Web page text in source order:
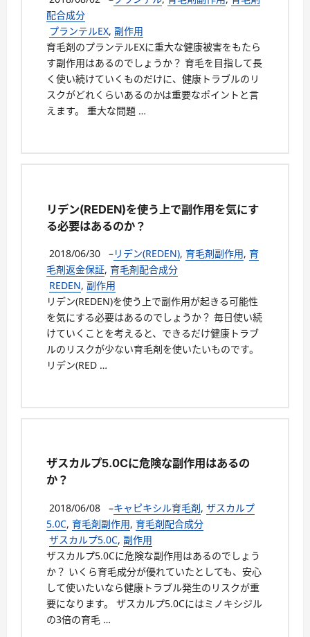
配合成分
プランテルEX, 副作用
育毛剤のプランテルEXに重大な健康被害をもたら
す副作用はあるのでしょうか？ 育毛を目指して長
く使い続けていくものだけに、健康トラブルのリ
スクがどれくらいあるのかは重要なポイントと言
えます。 重大な問題 …
リデン(REDEN)を使う上で副作用を気にす
る必要はあるのか？
2018/06/30 –リデン(REDEN), 育毛剤副作用, 育
毛剤返金保証, 育毛剤配合成分
REDEN, 副作用
リデン(REDEN)を使う上で副作用が起きる可能性
を気にする必要はあるのでしょうか？ 毎日使い続
けていくことを考えると、できるだけ健康トラブ
ルのリスクが少ない育毛剤を使いたいものです。
リデン(RED …
ザスカルプ5.0Cに危険な副作用はあるの
か？
2018/06/08 –キャピキシル育毛剤, ザスカルプ
5.0C, 育毛剤副作用, 育毛剤配合成分
ザスカルプ5.0C, 副作用
ザスカルプ5.0Cに危険な副作用はあるのでしょう
か？ いくら育毛成分が優れていたとしても、安心
して使いたいなら健康トラブル発生のリスクが重
要になります。 ザスカルプ5.0Cにはミノキシジル
の3倍の育毛 …